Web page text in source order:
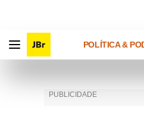
POLÍTICA &